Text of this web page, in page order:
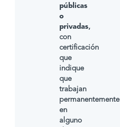
públicas
o
privadas,
con
certificación
que
indique
que
trabajan
permanentemente
en
alguno